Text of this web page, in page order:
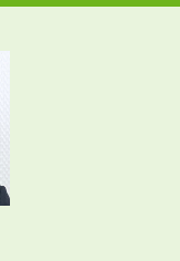
扱規定
進学カタログ
内